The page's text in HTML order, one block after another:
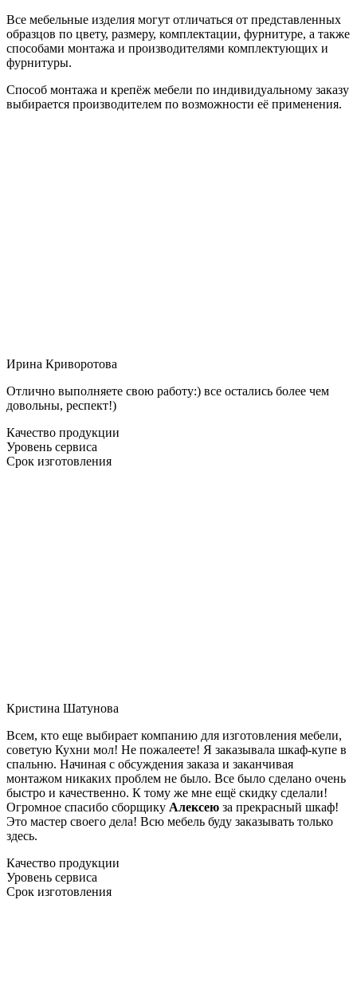
Все мебельные изделия могут отличаться от представленных
образцов по цвету, размеру, комплектации, фурнитуре, а также
способами монтажа и производителями комплектующих и
фурнитуры.
Способ монтажа и крепёж мебели по индивидуальному заказу
выбирается производителем по возможности её применения.
Ирина Криворотова
Отлично выполняете свою работу:) все остались более чем
довольны, респект!)
Качество продукции
Уровень сервиса
Срок изготовления
Кристина Шатунова
Всем, кто еще выбирает компанию для изготовления мебели,
советую Кухни мол! Не пожалеете! Я заказывала шкаф-купе в
спальню. Начиная с обсуждения заказа и заканчивая
монтажом никаких проблем не было. Все было сделано очень
быстро и качественно. К тому же мне ещё скидку сделали!
Огромное спасибо сборщику Алексею за прекрасный шкаф!
Это мастер своего дела! Всю мебель буду заказывать только
здесь.
Качество продукции
Уровень сервиса
Срок изготовления